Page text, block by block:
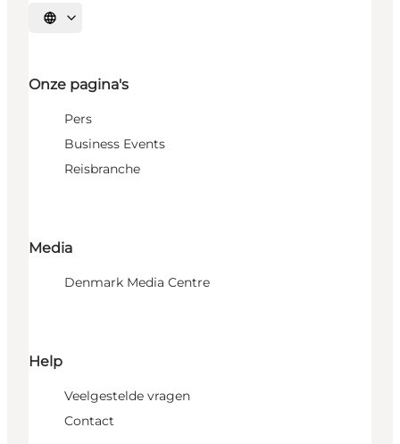
Selecteer taal
Onze pagina's
Pers
Business Events
Reisbranche
Media
Denmark Media Centre
Help
Veelgestelde vragen
Contact